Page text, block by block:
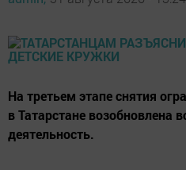
​​​​​​​На третьем этапе снятия
в Татарстане возобновлена
деятельность.